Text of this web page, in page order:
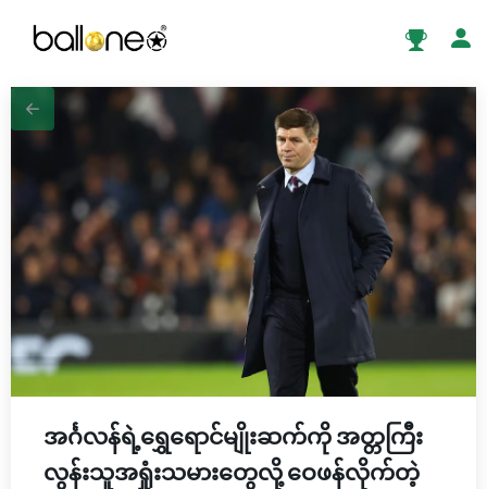
အင်္ဂလန်ရဲ့ရွှေရောင်မျိုးဆက်ကို အတ္တကြီး
လွန်းသူအရှုံးသမားတွေလို့ ဝေဖန်လိုက်တဲ့